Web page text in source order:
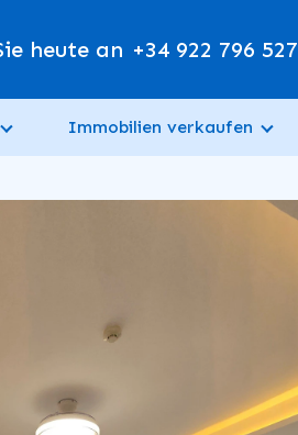
heute an +34 922 796 527
Immobilien verkaufen